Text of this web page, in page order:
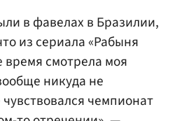
в фавелах в Бразилии,
из сериала «Рабыня
время смотрела моя
никуда не
чемпионат